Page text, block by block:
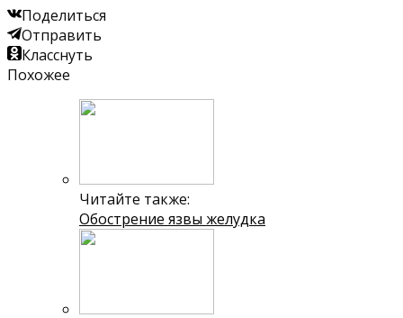
Поделиться
Отправить
Класснуть
Похожее
Читайте также:
Обострение язвы желудка